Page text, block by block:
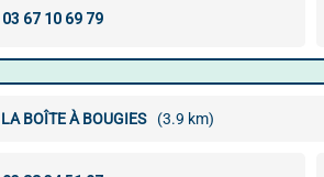
LA BOÎTE À BOUGIES (3.9 km)